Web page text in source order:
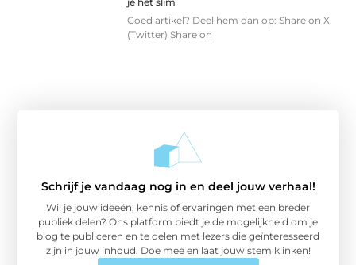
Goed artikel? Deel hem dan op: Share on X
(Twitter) Share on
Schrijf je vandaag nog in en deel jouw verhaal!
Wil je jouw ideeën, kennis of ervaringen met een breder
publiek delen? Ons platform biedt je de mogelijkheid om je
blog te publiceren en te delen met lezers die geïnteresseerd
zijn in jouw inhoud. Doe mee en laat jouw stem klinken!